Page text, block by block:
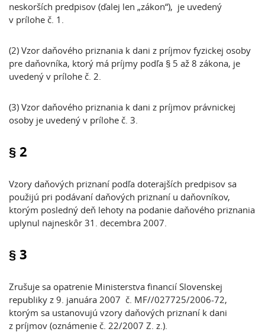
neskorších predpisov (ďalej len „zákon“), je uvedený
v prílohe č. 1.
(2) Vzor daňového priznania k dani z príjmov fyzickej osoby
pre daňovníka, ktorý má príjmy podľa § 5 až 8 zákona, je
uvedený v prílohe č. 2.
(3) Vzor daňového priznania k dani z príjmov právnickej
osoby je uvedený v prílohe č. 3.
§ 2
Vzory daňových priznaní podľa doterajších predpisov sa
použijú pri podávaní daňových priznaní u daňovníkov,
ktorým posledný deň lehoty na podanie daňového priznania
uplynul najneskôr 31. decembra 2007.
§ 3
Zrušuje sa opatrenie Ministerstva financií Slovenskej
republiky z 9. januára 2007 č. MF//027725/2006-72,
ktorým sa ustanovujú vzory daňových priznaní k dani
z príjmov (oznámenie č. 22/2007 Z. z.).